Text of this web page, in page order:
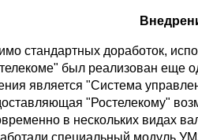
стандартных доработок,
был реализован еще
является "Система
"Ростелекому"
в нескольких видах
специальный модуль